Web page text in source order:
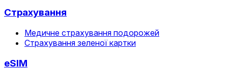
Страхування
Медичне страхування подорожей
Страхування зеленої картки
eSIM